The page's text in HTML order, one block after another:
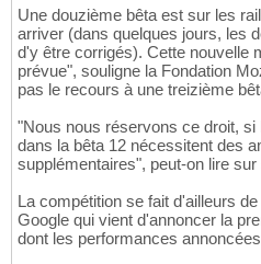
Une douzième bêta est sur les
arriver (dans quelques jours, les
d'y être corrigés). Cette nouvelle
prévue", souligne la Fondation
pas le recours à une treizième
"Nous nous réservons ce droit,
dans la bêta 12 nécessitent des
supplémentaires", peut-on lire sur
La compétition se fait d'ailleurs
Google qui vient d'annoncer la
dont les performances